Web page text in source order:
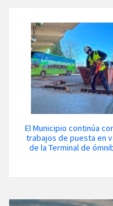
El Municipio continúa
trabajos de puesta en
de la Terminal de